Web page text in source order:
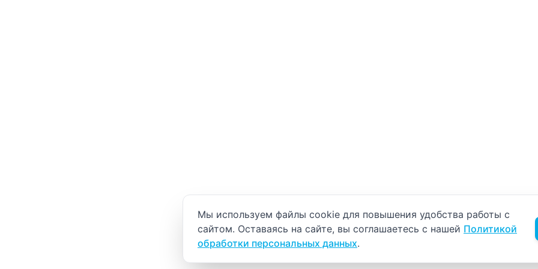
Уведомление об использовании cookie
Мы используем файлы cookie для повышения удобства работы с
сайтом. Оставаясь на сайте, вы соглашаетесь с нашей Политикой
обработки персональных данных.